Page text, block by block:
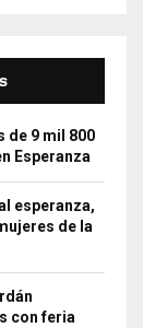
de 9 mil 800
Esperanza
esperanza,
de la
con feria